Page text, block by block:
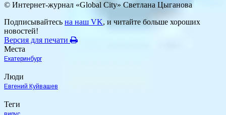
© Интернет-журнал «Global City» Светлана Цыганова
Подписывайтесь на наш VK, и читайте больше хороших
новостей!
Версия для печати
Места
Екатеринбург
Люди
Евгений Куйвашев
Теги